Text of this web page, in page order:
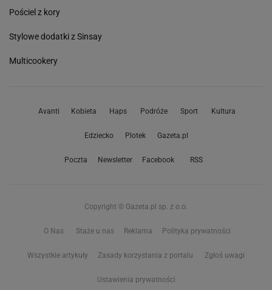
Pościel z kory
Stylowe dodatki z Sinsay
Multicookery
Avanti Kobieta Haps Podróże Sport Kultura
Edziecko Plotek Gazeta.pl
Poczta Newsletter Facebook RSS
Copyright © Gazeta.pl sp. z o.o.
O Nas Staże u nas Reklama Polityka prywatności
Wszystkie artykuły Zasady korzystania z portalu Zgłoś uwagi
Ustawienia prywatności